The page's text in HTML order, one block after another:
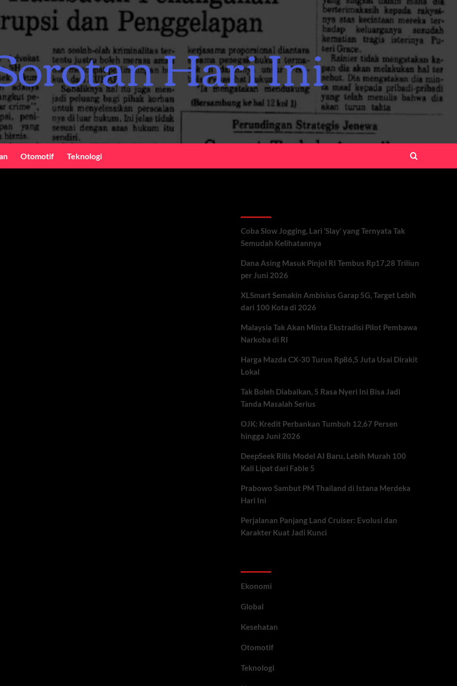
Otomotif Teknologi
Coba Slow Jogging, Lari ‘Slay’ yang Ternyata Tak
Semudah Kelihatannya
Dana Asing Masuk Pinjol RI Tembus Rp17,28 Triliun
per Juni 2026
XLSmart Semakin Ambisius Garap 5G, Target Lebih
dari 100 Kota di 2026
Malaysia Tak Akan Minta Ekstradisi Pilot Pembawa
Narkoba di RI
Harga Mazda CX-30 Turun Rp86,5 Juta Usai Dirakit
Lokal
Tak Boleh Diabaikan, 5 Rasa Nyeri Ini Bisa Jadi
Tanda Masalah Serius
OJK: Kredit Perbankan Tumbuh 12,67 Persen
hingga Juni 2026
DeepSeek Rilis Model AI Baru, Lebih Murah 100
Kali Lipat dari Fable 5
Prabowo Sambut PM Thailand di Istana Merdeka
Hari Ini
Perjalanan Panjang Land Cruiser: Evolusi dan
Karakter Kuat Jadi Kunci
Ekonomi
Global
Kesehatan
Otomotif
Teknologi